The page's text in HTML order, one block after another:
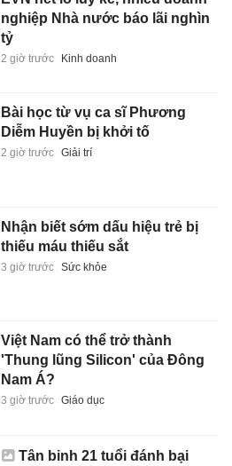
nghiệp Nhà nước báo lãi nghìn
tỷ
2 giờ trước Kinh doanh
Bài học từ vụ ca sĩ Phương
Diễm Huyền bị khởi tố
2 giờ trước Giải trí
Nhận biết sớm dấu hiệu trẻ bị
thiếu máu thiếu sắt
3 giờ trước Sức khỏe
Việt Nam có thể trở thành
'Thung lũng Silicon' của Đông
Nam Á?
3 giờ trước Giáo dục
Tân binh 21 tuổi đánh bại